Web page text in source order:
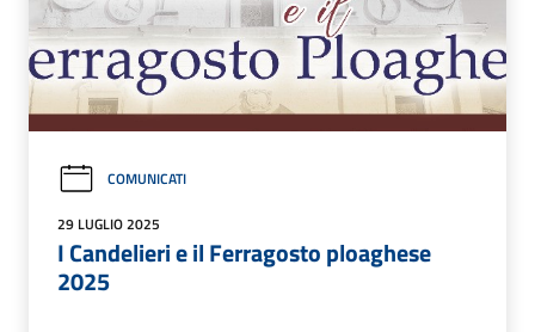
COMUNICATI
29 LUGLIO 2025
I Candelieri e il Ferragosto ploaghese
2025